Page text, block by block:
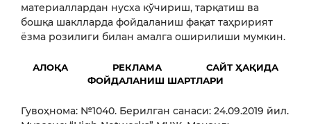
материаллардан нусха кўчириш, тарқатиш ва
бошқа шаклларда фойдаланиш фақат таҳририят
ёзма розилиги билан амалга оширилиши мумкин.
АЛОҚА РЕКЛАМА
САЙТ ҲАҚИДА
ФОЙДАЛАНИШ ШАРТЛАРИ
Гувоҳнома: №1040. Берилган санаси: 24.09.2019 йил.